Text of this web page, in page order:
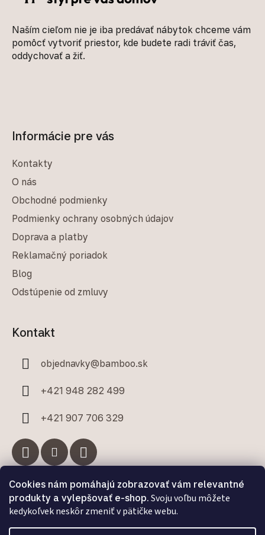
Cookies nám pomáhajú zobrazovať vám relevantné
produkty a vylepšovať e-shop. Svoju voľbu môžete
kedykoľvek neskôr zmeniť v pätičke webu.
Naším cieľom nie je iba predávať nábytok chceme vám
pomôcť vytvoriť priestor, kde budete radi tráviť čas,
oddychovať a žiť.
Informácie pre vás
Kontakty
O nás
Obchodné podmienky
Podmienky ochrany osobných údajov
Doprava a platby
Reklamačný poriadok
Blog
Odstúpenie od zmluvy
Kontakt
objednavky@bamboo.sk
+421 948 282 499
+421 907 706 329
Facebook